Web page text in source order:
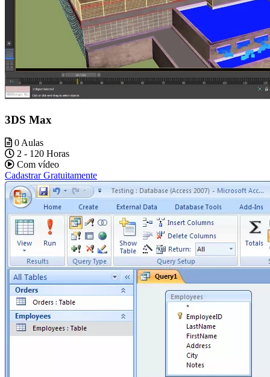
3DS Max
0 Aulas
2 - 120 Horas
Com vídeo
Cadastrar Gratuitamente